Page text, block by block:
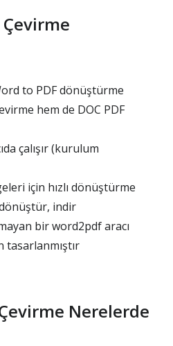
Çevirme
to PDF dönüştürme
hem de DOC PDF
çalışır (kurulum
için hızlı dönüştürme
indir
bir word2pdf aracı
tasarlanmıştır
Nerelerde